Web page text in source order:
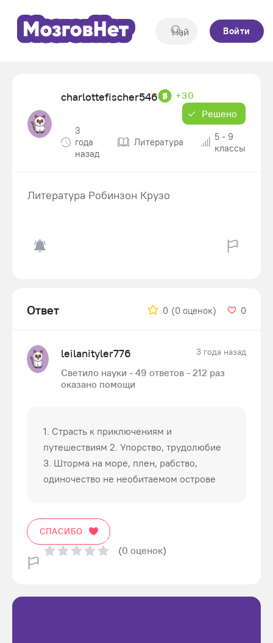
Войти
charlottefischer546
+30
Решено
3
года
назад
Литература
5 - 9
классы
Литература Робинзон Крузо
Ответ 0 (0 оценок) 0
leilanityler776 3 года назад
Светило науки - 49 ответов - 212 раз
оказано помощи
1. Страсть к приключениям и
путешествиям 2. Упорство, трудолюбие
3. Шторма на море, плен, рабство,
одиночество не необитаемом острове
СПАСИБО
(0 оценок)